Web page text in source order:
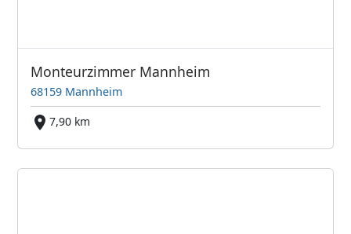
Monteurzimmer Mannheim
68159 Mannheim
7,90 km